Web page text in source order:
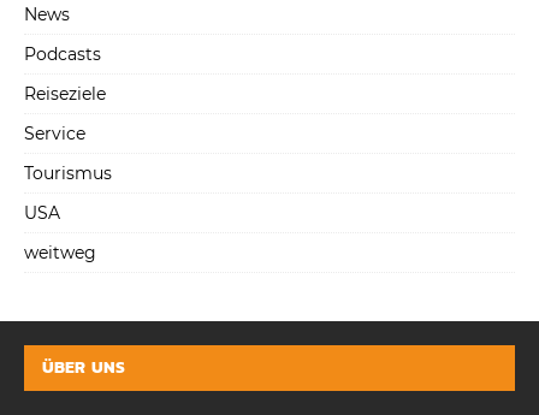
News
Podcasts
Reiseziele
Service
Tourismus
USA
weitweg
ÜBER UNS